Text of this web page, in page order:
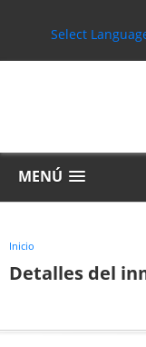
Select
MENÚ
Inicio
Detalles del